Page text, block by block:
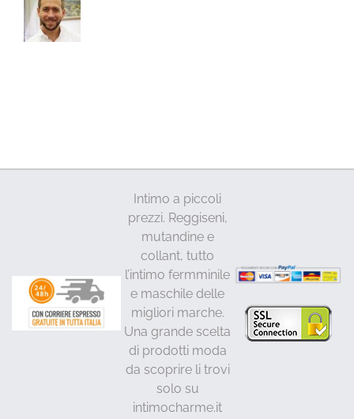
Intimo a piccoli
prezzi. Reggiseni,
mutandine e
collant, tutto
l’intimo fermminile
e maschile delle
migliori marche.
Una grande scelta
di prodotti moda
da scoprire li trovi
solo su
intimocharme.it